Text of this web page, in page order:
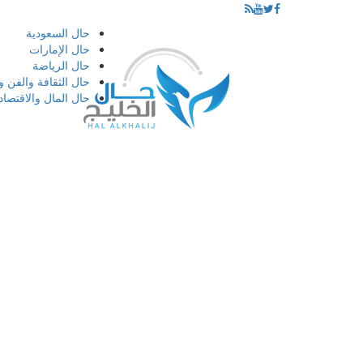
إذهب
المحتوى
حال السعودية
حال الإمارات
حال الرياضة
حال الثقافة والفن
حال المال